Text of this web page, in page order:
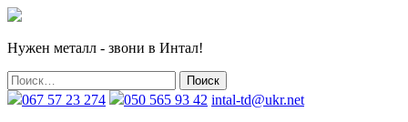
Нужен металл - звони в Интал!
067 57 23 274 050 565 93 42 intal-td@ukr.net